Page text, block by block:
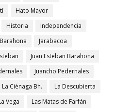
Hato Mayor
Historia
Independencia
Jarabacoa
Juan Esteban Barahona
Juancho Pedernales
La Ciénaga Bh.
La Descubierta
Vega
Las Matas de Farfán